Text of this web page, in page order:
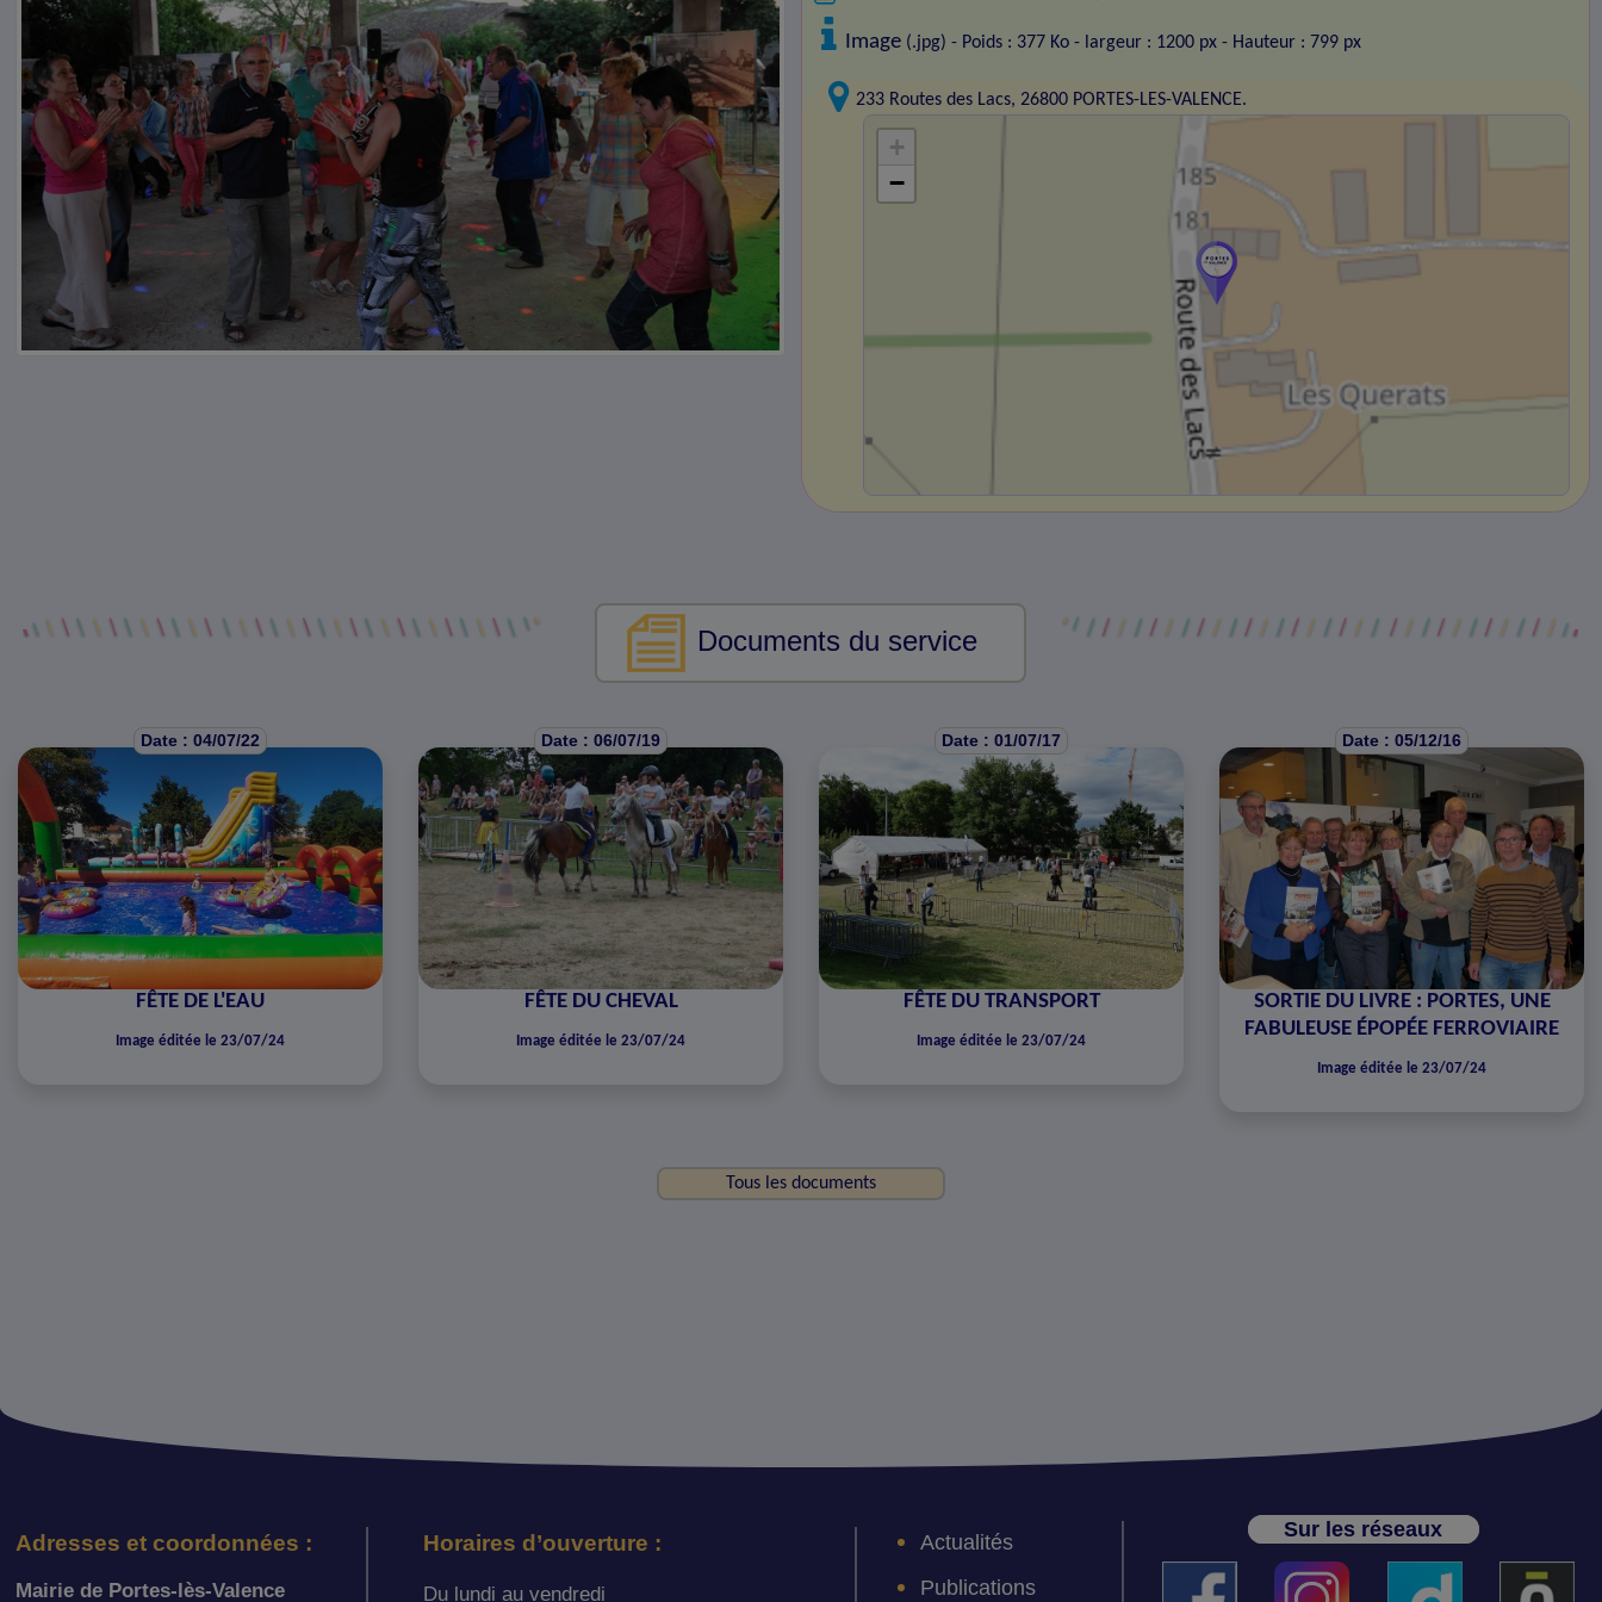
Image (.jpg) - Poids : 377 Ko - largeur : 1200 px - Hauteur : 799 px
233 Routes des Lacs, 26800 PORTES-LES-VALENCE.
+
−
Documents du service
Date : 04/07/22
FÊTE DE L'EAU
Image éditée le 23/07/24
Date : 06/07/19
FÊTE DU CHEVAL
Image éditée le 23/07/24
Date : 01/07/17
FÊTE DU TRANSPORT
Image éditée le 23/07/24
Date : 05/12/16
SORTIE DU LIVRE : PORTES, UNE
FABULEUSE ÉPOPÉE FERROVIAIRE
Image éditée le 23/07/24
Tous les documents
Adresses et coordonnées :
Mairie de Portes-lès-Valence
Horaires d’ouverture :
Du lundi au vendredi
Actualités
Publications
Sur les réseaux